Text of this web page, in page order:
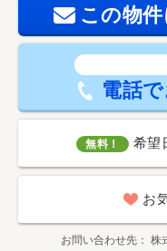
この物
電話
無料！ 希望
お
お問い合わせ先
株